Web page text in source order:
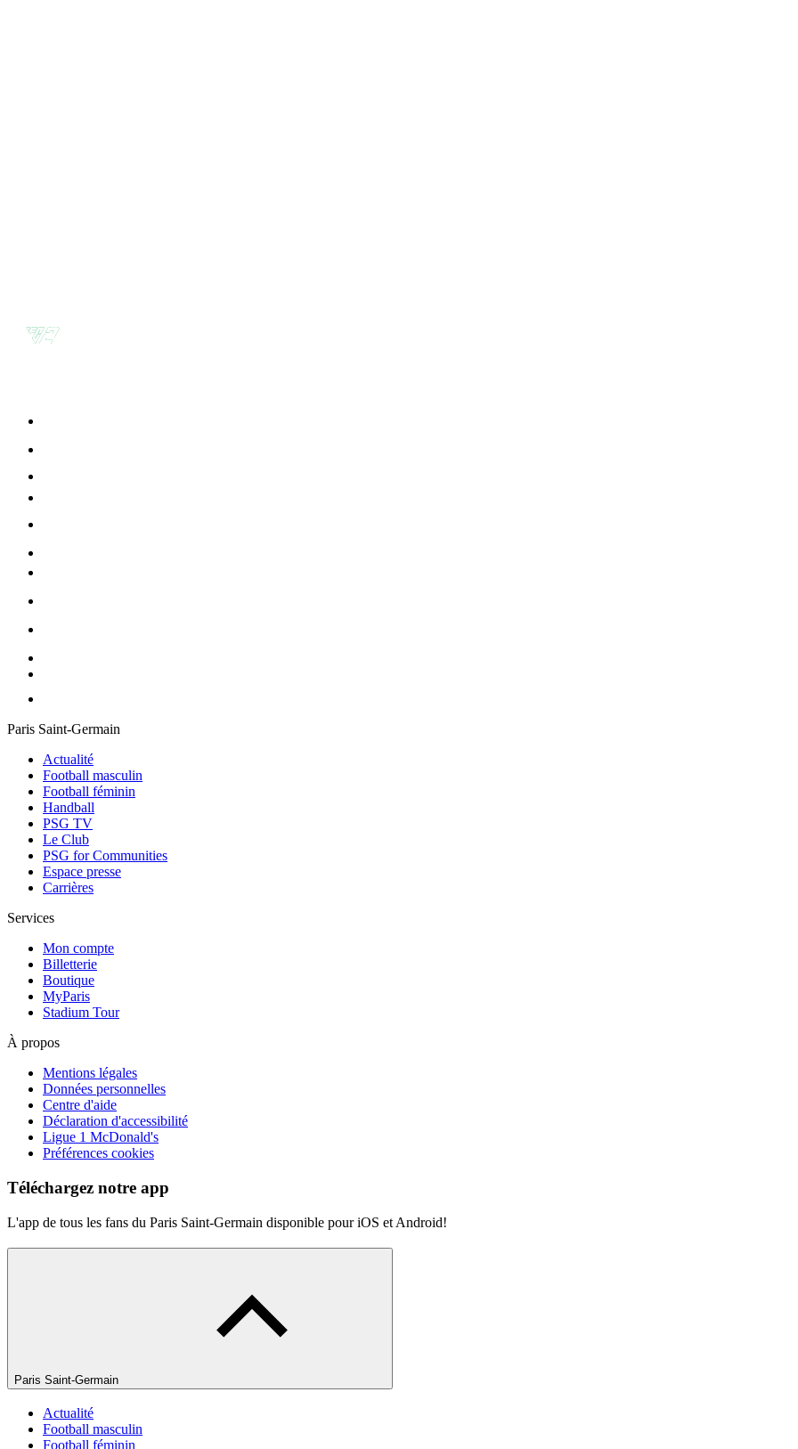
Paris Saint-Germain
Actualité
Football masculin
Football féminin
Handball
PSG TV
Le Club
PSG for Communities
Espace presse
Carrières
Services
Mon compte
Billetterie
Boutique
MyParis
Stadium Tour
À propos
Mentions légales
Données personnelles
Centre d'aide
Déclaration d'accessibilité
Ligue 1 McDonald's
Préférences cookies
Téléchargez notre app
L'app de tous les fans du Paris Saint-Germain disponible pour iOS et Android!
Paris Saint-Germain
Actualité
Football masculin
Football féminin